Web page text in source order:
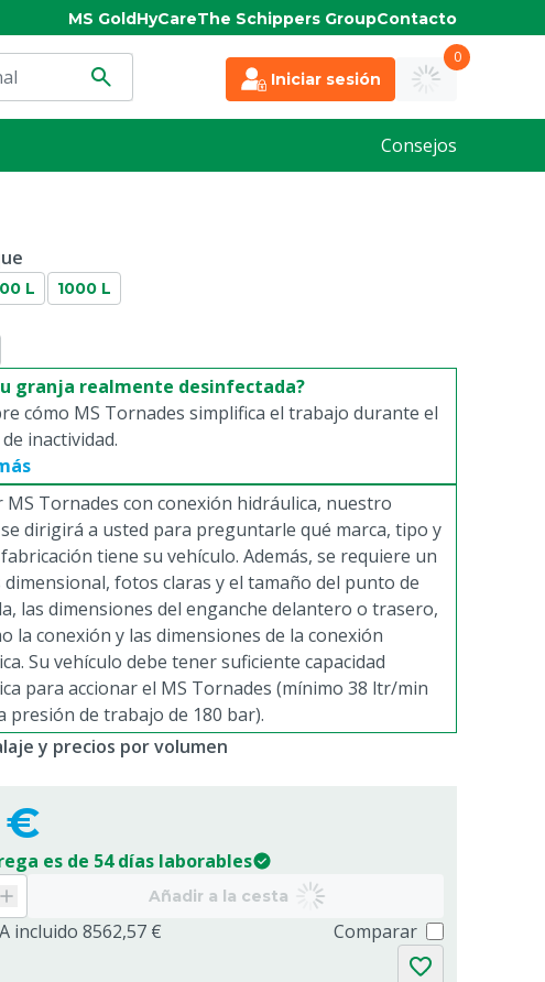
MS GoldHyCareThe Schippers GroupContacto
Iniciar sesión
0
Consejos
L 1000 L
granja realmente desinfectada?
cómo MS Tornades simplifica el trabajo durante el
inactividad.
MS Tornades con conexión hidráulica, nuestro
dirigirá a usted para preguntarle qué marca, tipo y
tiene su vehículo. Además, se requiere un
dimensional, fotos claras y el tamaño del punto de
las dimensiones del enganche delantero o trasero,
la conexión y las dimensiones de la conexión
Su vehículo debe tener suficiente capacidad
para accionar el MS Tornades (mínimo 38 ltr/min
presión de trabajo de 180 bar).
€
es de 54 días laborables
Añadir a la cesta
incluido 8562,57 € Comparar
y precios por volumen